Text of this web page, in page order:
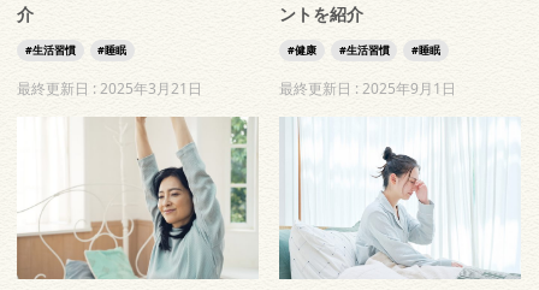
介
生活習慣 睡眠
最終更新日 :2025年3月21日
ントを紹介
健康 生活習慣 睡眠
最終更新日 :2025年9月1日